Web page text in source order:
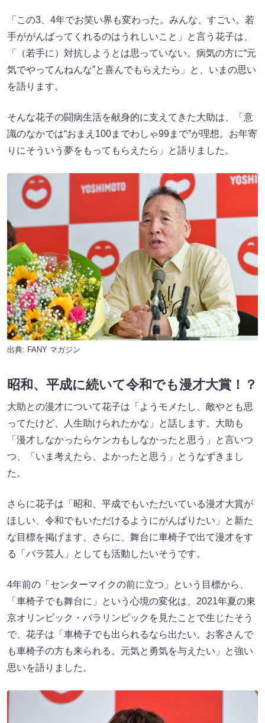
「この3、4年でお笑い界も変わった。みんな、すごい。若
手ががんばってくれるのはうれしいこと」と言う花子は、
「（若手に）対抗しようとは思っていない。病気の方に“元
気でやってんねんな”と喜んでもらえたら」と、いまの思い
を語ります。
そんな花子の闘病生活を献身的に支えてきた大助は、「意
識のなかでは“おまえ100までわしゃ99まで”が理想。お年寄
りにそういう夢をもってもらえたら」と語りました。
出典: FANY マガジン
昭和、平成に続いて令和でも漫才大賞！？
大助との漫才について花子は「ようモメたし、敵やとも思
ってたけど、人生助けられたかな」と話します。大助も
「漫才しなかったらケンカもしなかったと思う」と言いつ
つ、「いま考えたら、よかったと思う」とうなずきまし
た。
さらに花子は「昭和、平成でもいただいている漫才大賞が
ほしい、令和でもいただけるようにがんばりたい」と新た
な目標を掲げます。さらに、舞台に車椅子で出て漫才をす
る「パラ芸人」としても活動したいそうです。
4年前の「センターマイクの前に立つ」という目標から、
「車椅子でも舞台に」という心境の変化は、2021年夏の東
京オリンピック・パラリンピックを見たことで生じたそう
で、花子は「車椅子でも出られるなら出たい。お客さんで
も車椅子の方も来られる。元気と勇気を与えたい」と強い
思いを語りました。